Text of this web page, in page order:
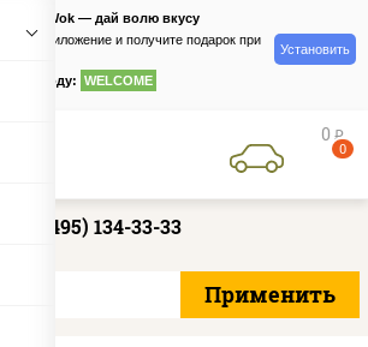
— дай волю вкусу
приложение и получите подарок при
промокоду: WELCOME
Установить
0 руб
0
+7 (495) 134-33-33